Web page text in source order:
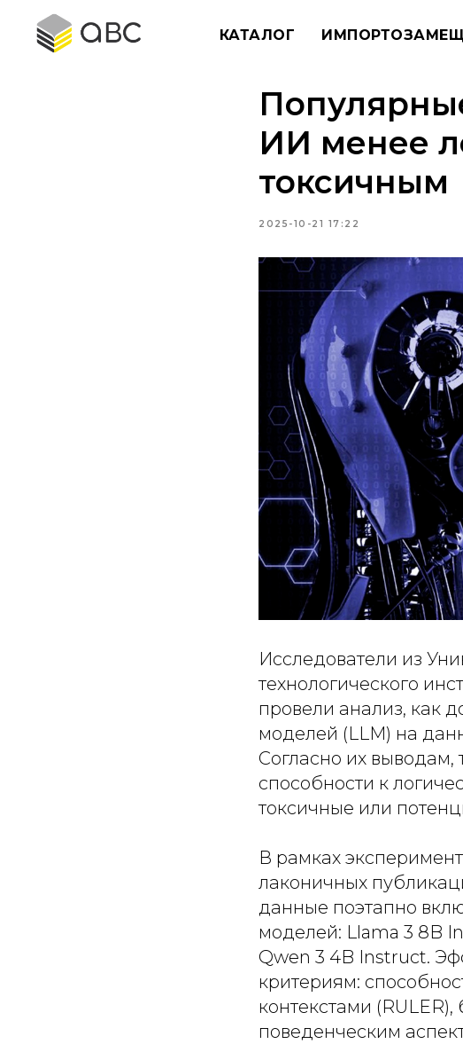
КАТАЛОГ
ИИ менее
токсичным
2025-10-21 17:22
Исследователи из
технологического
провели анализ, как
моделей (LLM) на
Согласно их
способности к
токсичные или
В рамках
лаконичных
данные поэтапно
моделей: Llama 3 8B
Qwen 3 4B Instruct.
критериям:
контекстами
поведенческим